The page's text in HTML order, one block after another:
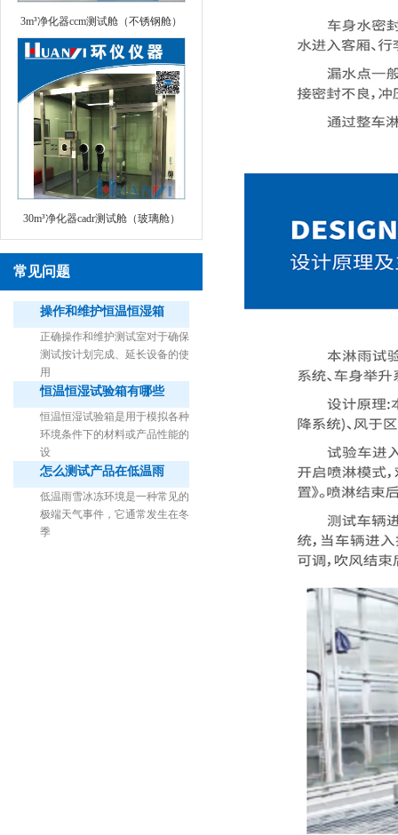
3m³净化器ccm测试舱（不锈钢舱）
30m³净化器cadr测试舱（玻璃舱）
1立方米细菌气雾柜（不锈钢）
常见问题
操作和维护恒温恒湿箱
正确操作和维护测试室对于确保
测试按计划完成、延长设备的使
用
恒温恒湿试验箱有哪些
恒温恒湿试验箱是用于模拟各种
环境条件下的材料或产品性能的
设
怎么测试产品在低温雨
低温雨雪冰冻环境是一种常见的
极端天气事件，它通常发生在冬
季